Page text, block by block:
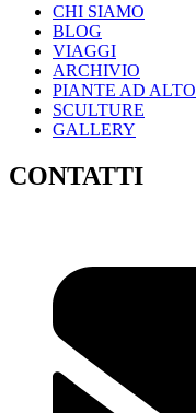
CHI SIAMO
BLOG
VIAGGI
ARCHIVIO
PIANTE AD
SCULTURE
GALLERY
CONTATTI